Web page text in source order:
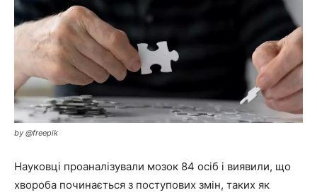
by @freepik
Науковці проаналізували мозок 84 осіб і виявили, що
хвороба починається з поступових змін, таких як